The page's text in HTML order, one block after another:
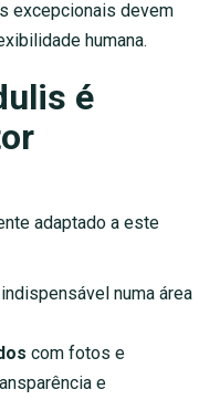
excepcionais devem
humana.
é
adaptado a este
numa área
com fotos e
e